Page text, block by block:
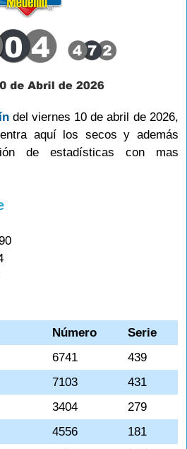
del viernes 10 de abril de 2026,
aquí los secos y además
de estadísticas con mas
Número
Serie
6741
439
7103
431
3404
279
4556
181